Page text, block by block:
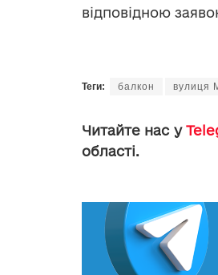
відповідною
Теги: балкон вулиця
Читайте нас у
області.